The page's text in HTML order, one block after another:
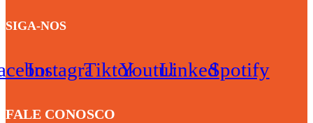
SIGA-NOS
InstagramTiktokYoutubeLinkedinSpotify
FALE CONOSCO